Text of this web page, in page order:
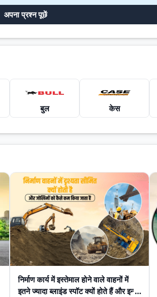
अपना प्रश्न पूछें
बुल केस
निर्माण कार्य में इस्तेमाल होने वाले वाहनों में
इतने ज्यादा ब्लाइंड स्पॉट क्यों होते हैं और इन्हें